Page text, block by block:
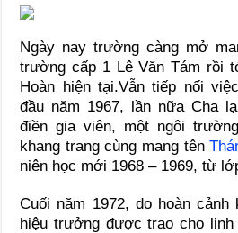
Ngày nay trường càng mở
trường cấp 1 Lê Văn Tám rồi
Hoàn hiện tại.Vẫn tiếp nối
đầu năm 1967, lần nữa Cha
điền gia viên, một ngôi
khang trang cùng mang tên
niên học mới 1968 – 1969, từ
Cuối năm 1972, do hoàn
hiệu trưởng được trao cho linh